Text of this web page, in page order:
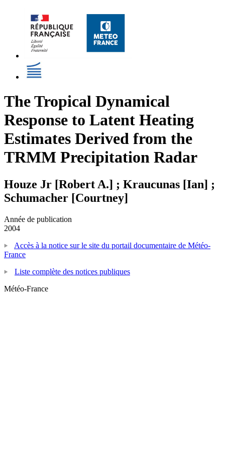
The Tropical Dynamical
Response to Latent Heating
Estimates Derived from the
TRMM Precipitation Radar
Houze Jr [Robert A.] ; Kraucunas [Ian] ;
Schumacher [Courtney]
Année de publication
2004
Accès à la notice sur le site du portail documentaire de Météo-
France
Liste complète des notices publiques
Météo-France